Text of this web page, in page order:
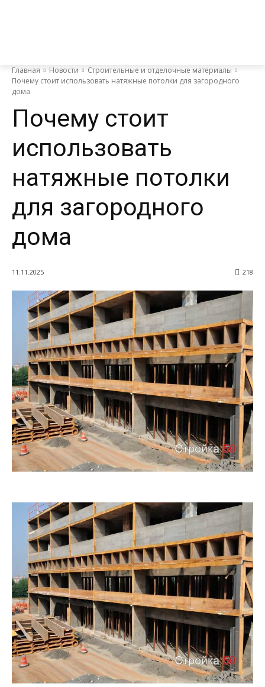
Главная Новости
Строительные и отделочные материалы
Почему стоит использовать натяжные потолки для загородного
дома
Почему стоит
использовать
натяжные потолки
для загородного
дома
11.11.2025 218